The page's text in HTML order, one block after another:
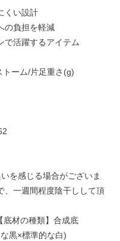
くい設計
の負担を軽減
で活躍するアイテム
ーム/片足重さ(g)
を感じる場合がございま
、一週間程度陰干しして頂
底材の種類】合成底
黒×標準的な白)